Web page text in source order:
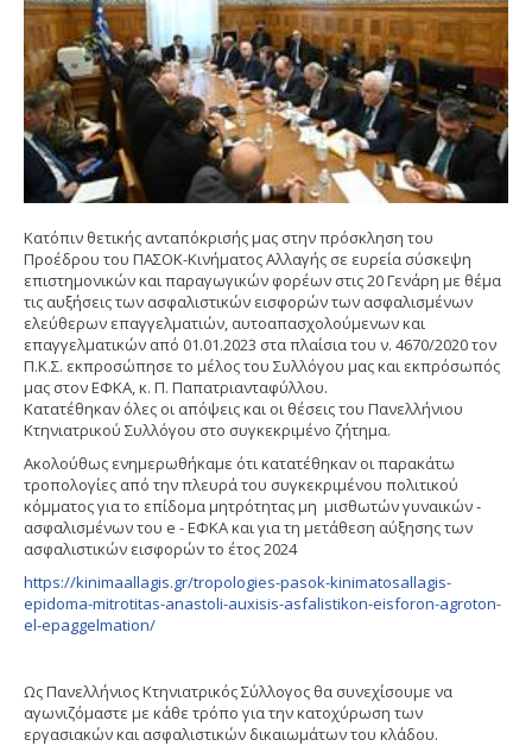
Κατόπιν θετικής ανταπόκρισής μας στην πρόσκληση του
Προέδρου του ΠΑΣΟΚ-Κινήματος Αλλαγής σε ευρεία σύσκεψη
επιστημονικών και παραγωγικών φορέων στις 20 Γενάρη με θέμα
τις αυξήσεις των ασφαλιστικών εισφορών των ασφαλισμένων
ελεύθερων επαγγελματιών, αυτοαπασχολούμενων και
επαγγελματικών από 01.01.2023 στα πλαίσια του ν. 4670/2020 τον
Π.Κ.Σ. εκπροσώπησε το μέλος του Συλλόγου μας και εκπρόσωπός
μας στον ΕΦΚΑ, κ. Π. Παπατριανταφύλλου.
Κατατέθηκαν όλες οι απόψεις και οι θέσεις του Πανελλήνιου
Κτηνιατρικού Συλλόγου στο συγκεκριμένο ζήτημα.
Ακολούθως ενημερωθήκαμε ότι κατατέθηκαν οι παρακάτω
τροπολογίες από την πλευρά του συγκεκριμένου πολιτικού
κόμματος για το επίδομα μητρότητας μη μισθωτών γυναικών -
ασφαλισμένων του e - ΕΦΚΑ και για τη μετάθεση αύξησης των
ασφαλιστικών εισφορών το έτος 2024
https://kinimaallagis.gr/tropologies-pasok-kinimatosallagis-
epidoma-mitrotitas-anastoli-auxisis-asfalistikon-eisforon-agroton-
el-epaggelmation/
Ως Πανελλήνιος Κτηνιατρικός Σύλλογος θα συνεχίσουμε να
αγωνιζόμαστε με κάθε τρόπο για την κατοχύρωση των
εργασιακών και ασφαλιστικών δικαιωμάτων του κλάδου.